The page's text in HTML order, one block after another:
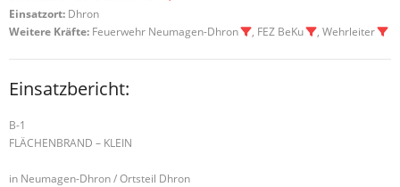
Einsatzort: Dhron
Weitere Kräfte: Feuerwehr Neumagen-Dhron , FEZ BeKu , Wehrleiter
Einsatzbericht:
B-1
FLÄCHENBRAND – KLEIN
in Neumagen-Dhron / Ortsteil Dhron